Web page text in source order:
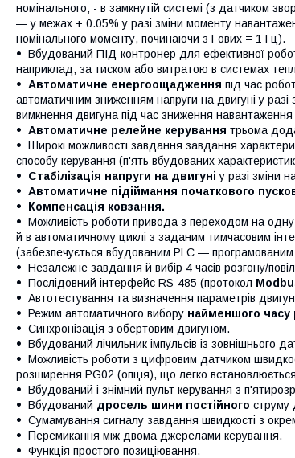
номінального; - в замкнутій системі (з датчиком
— у межах + 0.05% у разі зміни моменту
номінального моменту, починаючи з Fових = 1 Гц).
Вбудований ПІД-контронер для ефективної
наприклад, за тиском або витратою в системах
Автоматичне енергоощадження під час
автоматичним зниженням напруги на двигуні у
вимкнення двигуна під час зниження
Автоматичне релейне керування трьома
Широкі можливості завдання завдання
способу керування (п'ять вбудованих
Стабілізація напруги на двигуні у разі зміни
Автоматичне підіймання початкового
Компенсація ковзання.
Можливість роботи привода з переходом на
й в автоматичному циклі з заданим тимчасовим
(забезпечується вбудованим PLC — програмованим
Незалежне завдання й вибір 4 часів розгону/
Послідовний інтерфейс RS-485 (протокол
Автотестування та визначення параметрів
Режим автоматичного вибору найменшого часу
Синхронізація з обертовим двигуном.
Вбудований лічильник імпульсів із зовнішнього
Можливість роботи з цифровим датчиком
розширення PG02 (опція), що легко
Вбудований і знімний пульт керування з
Вбудований дросель шини постійного струму
Сумамування сигналу завдання швидкості з
Перемикання між двома джерелами керування.
Функція простого позиціювання.